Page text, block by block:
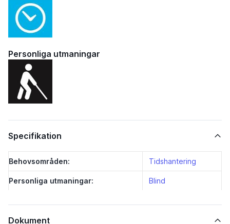
Personliga utmaningar
Specifikation
Behovsområden: Tidshantering
Personliga utmaningar: Blind
Dokument